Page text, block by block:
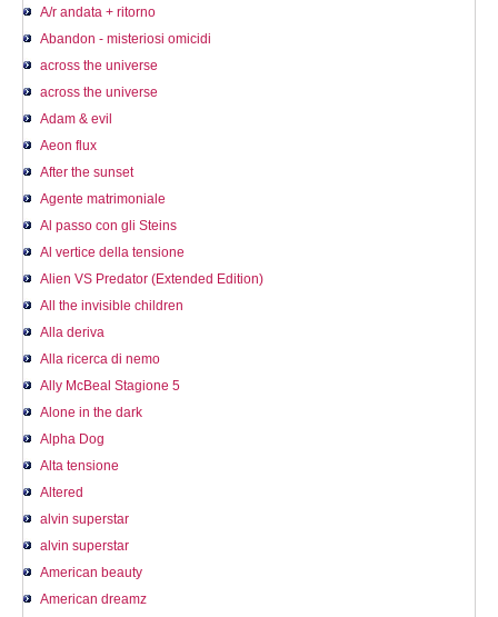
A/r andata + ritorno
Abandon - misteriosi omicidi
across the universe
across the universe
Adam & evil
Aeon flux
After the sunset
Agente matrimoniale
Al passo con gli Steins
Al vertice della tensione
Alien VS Predator (Extended Edition)
All the invisible children
Alla deriva
Alla ricerca di nemo
Ally McBeal Stagione 5
Alone in the dark
Alpha Dog
Alta tensione
Altered
alvin superstar
alvin superstar
American beauty
American dreamz